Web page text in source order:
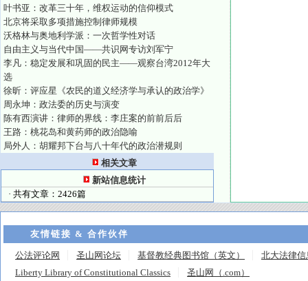
叶书亚：改革三十年，维权运动的信仰模式
北京将采取多项措施控制律师规模
沃格林与奥地利学派：一次哲学性对话
自由主义与当代中国——共识网专访刘军宁
李凡：稳定发展和巩固的民主——观察台湾2012年大
选
徐昕：评应星《农民的道义经济学与承认的政治学》
周永坤：政法委的历史与演变
陈有西演讲：律师的界线：李庄案的前前后后
王路：桃花岛和黄药师的政治隐喻
局外人：胡耀邦下台与八十年代的政治潜规则
相关文章
新站信息统计
· 共有文章：2426篇
友情链接 & 合作伙伴
公法评论网 圣山网论坛 基督教经典图书馆（英文）
北大法律信
Liberty Library of Constitutional Classics
圣山网（.com）